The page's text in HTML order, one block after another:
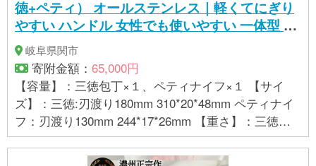
徳+ペティ） オールステンレス｜軽くてにぎり
やすい ハンドル 女性でも使いやすい 一体型 お
手入れ簡単 ギフト お祝い 贈り物に最適
岐阜県関市
寄附金額： 65,000円
【容量】：三徳包丁×１、ペティナイフ×１ 【サイ
ズ】：三徳:刃渡り180mm 310*20*48mm ペティナイ
フ：刃渡り130mm 244*17*26mm 【重さ】：三徳：1
88g ペティナイフ:80g 【原材料】：刀身：VG10(コバ
ルト鋼） 柄18-8ステンレススチール